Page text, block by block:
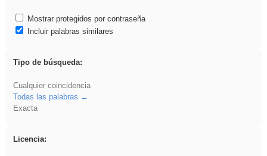
Mostrar protegidos por contraseña
Incluir palabras similares
Tipo de búsqueda:
Cualquier coincidencia
Todas las palabras
Exacta
Licencia: